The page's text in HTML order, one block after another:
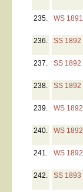
235. WS 1891
236. SS 1892
237. SS 1892
238. SS 1892
239. WS 1892
240. WS 1892
241. WS 1892
242.
SS 1893